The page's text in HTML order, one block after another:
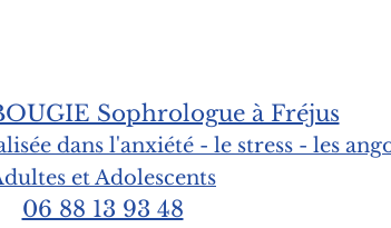
Sophrologue à Fréjus
dans l'anxiété - le stress - les
et Adolescents
06 88 13 93 48